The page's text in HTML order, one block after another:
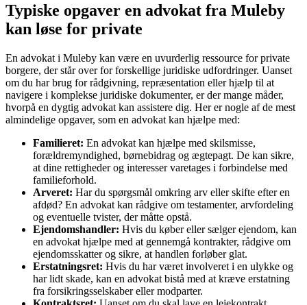
Typiske opgaver en advokat fra Muleby
kan løse for private
En advokat i Muleby kan være en uvurderlig ressource for private
borgere, der står over for forskellige juridiske udfordringer. Uanset
om du har brug for rådgivning, repræsentation eller hjælp til at
navigere i komplekse juridiske dokumenter, er der mange måder,
hvorpå en dygtig advokat kan assistere dig. Her er nogle af de mest
almindelige opgaver, som en advokat kan hjælpe med:
Familieret: En advokat kan hjælpe med skilsmisse,
forældremyndighed, børnebidrag og ægtepagt. De kan sikre,
at dine rettigheder og interesser varetages i forbindelse med
familieforhold.
Arveret: Har du spørgsmål omkring arv eller skifte efter en
afdød? En advokat kan rådgive om testamenter, arvfordeling
og eventuelle tvister, der måtte opstå.
Ejendomshandler: Hvis du køber eller sælger ejendom, kan
en advokat hjælpe med at gennemgå kontrakter, rådgive om
ejendomsskatter og sikre, at handlen forløber glat.
Erstatningsret: Hvis du har været involveret i en ulykke og
har lidt skade, kan en advokat bistå med at kræve erstatning
fra forsikringsselskaber eller modparter.